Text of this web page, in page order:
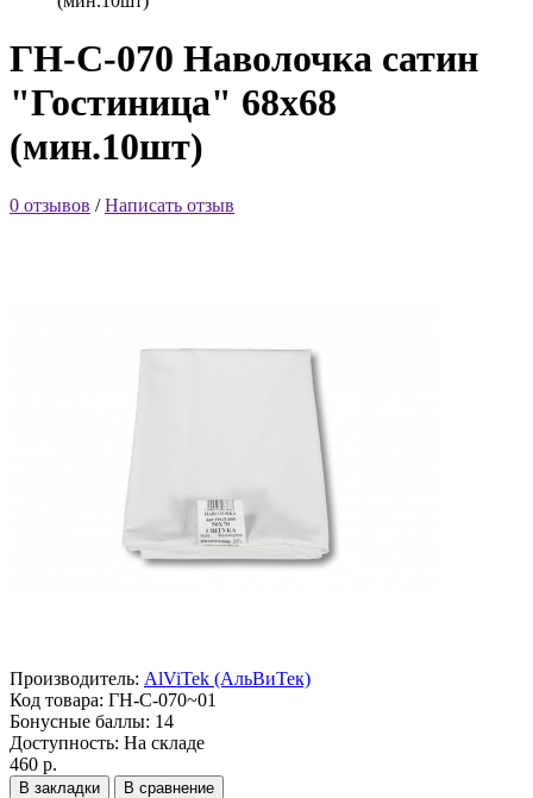
ГН-С-070 Наволочка сатин
"Гостиница" 68х68
(мин.10шт)
0 отзывов /Написать отзыв
Производитель: AlViTek (АльВиТек)
Код товара: ГН-С-070~01
Бонусные баллы: 14
Доступность: На складе
460 р.
В закладки В сравнение